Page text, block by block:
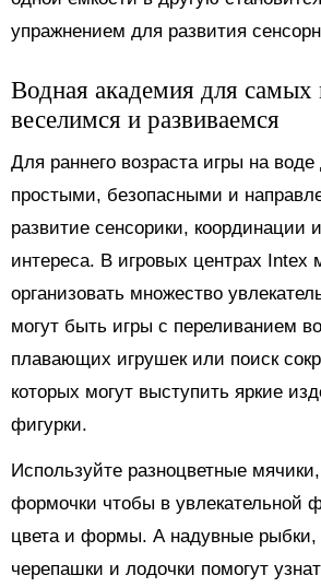
упражнением для развития
Водная академия для самых
веселимся и развиваемся
Для раннего возраста игры на
простыми, безопасными и
развитие сенсорики, координации
интереса. В игровых центрах Intex
организовать множество
могут быть игры с переливанием
плавающих игрушек или поиск
которых могут выступить яркие
фигурки.
Используйте разноцветные
формочки чтобы в увлекательной
цвета и формы. А надувные
черепашки и лодочки помогут